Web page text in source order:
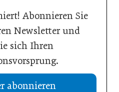
Abonnieren Sie
Newsletter und
sich Ihren
abonnieren